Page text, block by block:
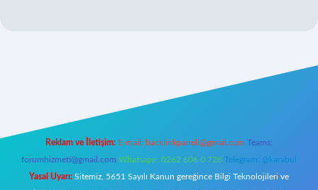
Reklam ve İletişim: E-mail: backlinkpaneli@gmail.com Teams:
forumhizmeti@gmail.com Whatsapp: 0262 606 0 726 Telegram: @karabul
Yasal Uyarı: Sitemiz, 5651 Sayılı Kanun gereğince Bilgi Teknolojileri ve